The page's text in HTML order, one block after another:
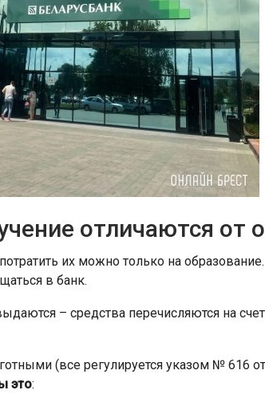
отличаются от
их можно только на
в банк.
– средства перечисляются на
(все регулируется указом № 616
это: